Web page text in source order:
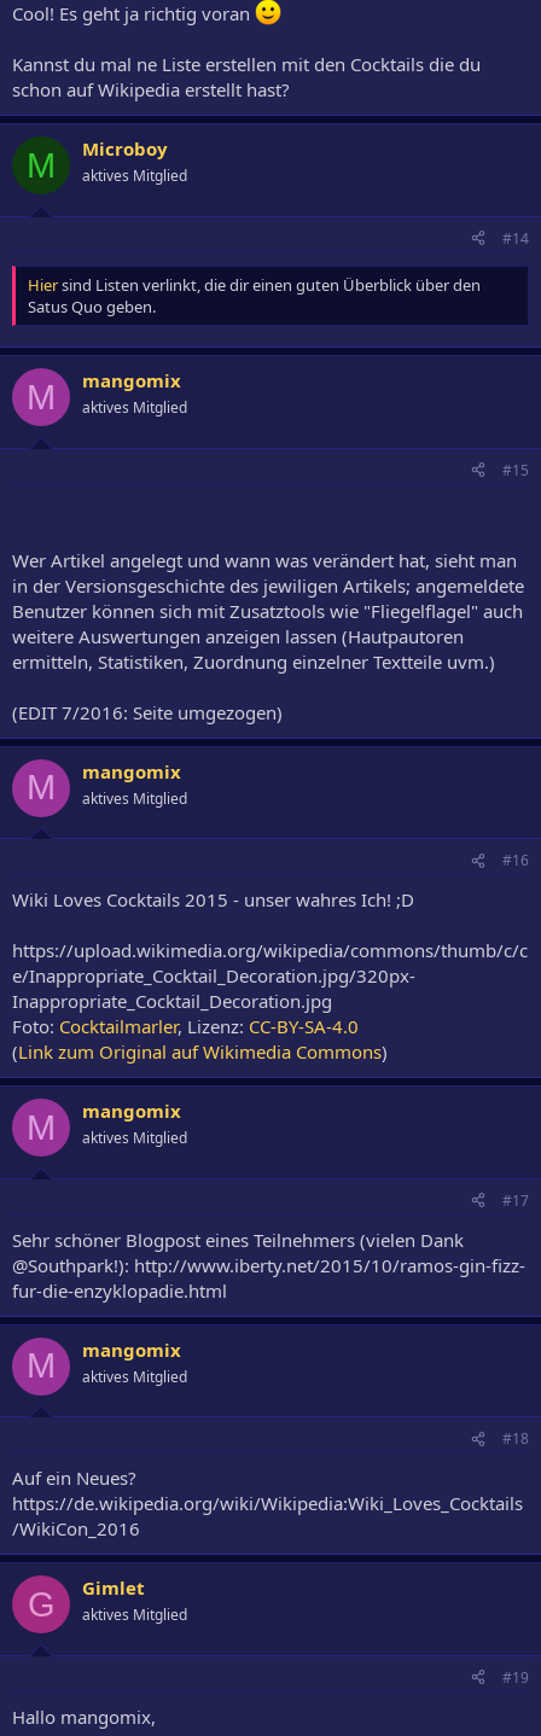
Cool! Es geht ja richtig voran
Kannst du mal ne Liste erstellen mit den Cocktails die du
schon auf Wikipedia erstellt hast?
M Microboy
aktives Mitglied
#14
Hiersind Listen verlinkt, die dir einen guten Überblick über den
Satus Quo geben.
M mangomix
aktives Mitglied
#15
Wer Artikel angelegt und wann was verändert hat, sieht man
in der Versionsgeschichte des jewiligen Artikels; angemeldete
Benutzer können sich mit Zusatztools wie "Fliegelflagel" auch
weitere Auswertungen anzeigen lassen (Hautpautoren
ermitteln, Statistiken, Zuordnung einzelner Textteile uvm.)
(EDIT 7/2016: Seite umgezogen)
M mangomix
aktives Mitglied
#16
Wiki Loves Cocktails 2015 - unser wahres Ich! ;D
https://upload.wikimedia.org/wikipedia/commons/thumb/c/c
e/Inappropriate_Cocktail_Decoration.jpg/320px-
Inappropriate_Cocktail_Decoration.jpg
Foto: Cocktailmarler, Lizenz: CC-BY-SA-4.0
(Link zum Original auf Wikimedia Commons)
M mangomix
aktives Mitglied
#17
Sehr schöner Blogpost eines Teilnehmers (vielen Dank
@Southpark!): http://www.iberty.net/2015/10/ramos-gin-fizz-
fur-die-enzyklopadie.html
M mangomix
aktives Mitglied
#18
Auf ein Neues?
https://de.wikipedia.org/wiki/Wikipedia:Wiki_Loves_Cocktails
/WikiCon_2016
G Gimlet
aktives Mitglied
#19
Hallo mangomix,